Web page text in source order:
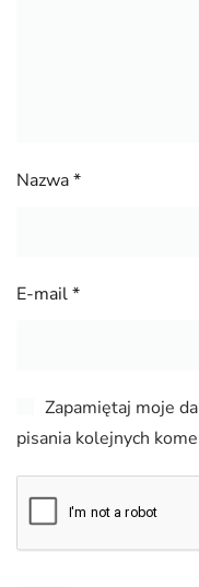
Nazwa*
E-mail*
Zapamiętaj moje
pisania kolejnych